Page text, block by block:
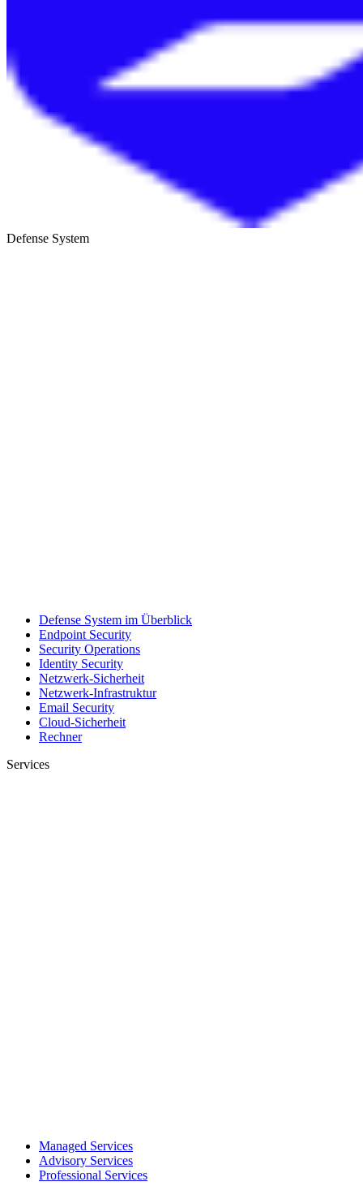
Defense System
Defense System im Überblick
Endpoint Security
Security Operations
Identity Security
Netzwerk-Sicherheit
Netzwerk-Infrastruktur
Email Security
Cloud-Sicherheit
Rechner
Services
Managed Services
Advisory Services
Professional Services